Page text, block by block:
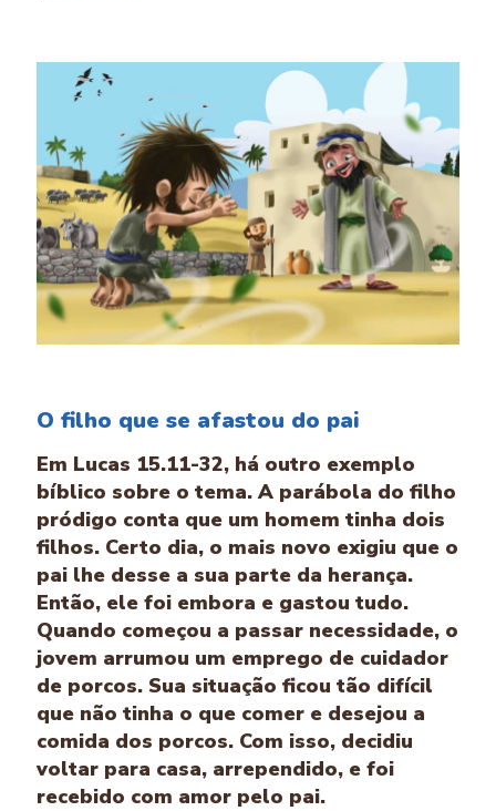
O filho que se afastou do pai
Em Lucas 15.11-32, há outro exemplo
bíblico sobre o tema. A parábola do filho
pródigo conta que um homem tinha dois
filhos. Certo dia, o mais novo exigiu que o
pai lhe desse a sua parte da herança.
Então, ele foi embora e gastou tudo.
Quando começou a passar necessidade, o
jovem arrumou um emprego de cuidador
de porcos. Sua situação ficou tão difícil
que não tinha o que comer e desejou a
comida dos porcos. Com isso, decidiu
voltar para casa, arrependido, e foi
recebido com amor pelo pai.